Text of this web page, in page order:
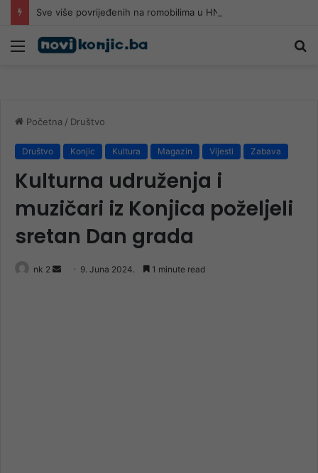
Meni
Početna / Društvo
Društvo Konjic Kultura Magazin Vijesti Zabava
Kulturna udruženja i
muzičari iz Konjica poželjeli
sretan Dan grada
nk 2
Send 9. Juna 2024. 1 minute read